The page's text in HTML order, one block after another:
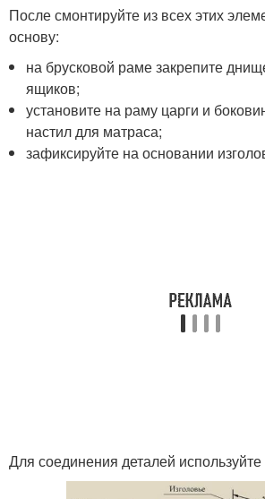
После смонтируйте из всех этих
основу:
на брусковой раме закрепите
ящиков;
установите на раму царги и
настил для матраса;
зафиксируйте на основании
Для соединения деталей